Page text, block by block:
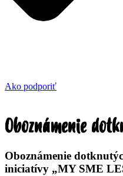
Ako podporiť
Oboznámenie
Oboznámenie
iniciatívy „MY SME